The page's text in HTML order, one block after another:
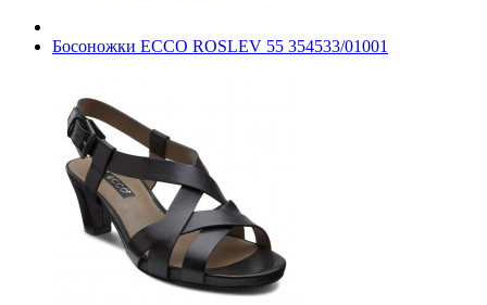
Босоножки ECCO ROSLEV 55 354533/01001